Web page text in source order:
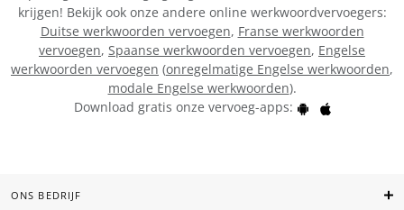
krijgen! Bekijk ook onze andere online werkwoordvervoegers:
Duitse werkwoorden vervoegen, Franse werkwoorden
vervoegen, Spaanse werkwoorden vervoegen, Engelse
werkwoorden vervoegen (onregelmatige Engelse werkwoorden,
modale Engelse werkwoorden).
Download gratis onze vervoeg-apps:
ONS BEDRIJF